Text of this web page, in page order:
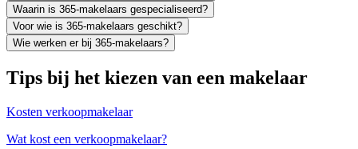
Waarin is 365-makelaars gespecialiseerd?
Voor wie is 365-makelaars geschikt?
Wie werken er bij 365-makelaars?
Tips bij het kiezen van een makelaar
Kosten verkoopmakelaar
Wat kost een verkoopmakelaar?